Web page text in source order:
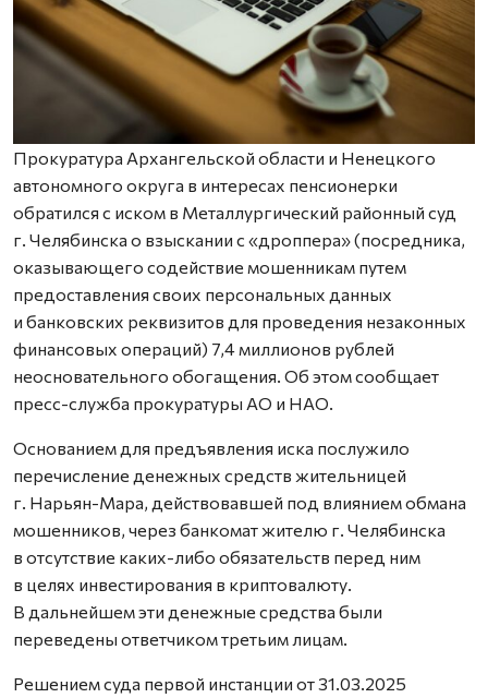
Прокуратура Архангельской области и Ненецкого
автономного округа в интересах пенсионерки
обратился с иском в Металлургический районный суд
г. Челябинска о взыскании с «дроппера» (посредника,
оказывающего содействие мошенникам путем
предоставления своих персональных данных
и банковских реквизитов для проведения незаконных
финансовых операций) 7,4 миллионов рублей
неосновательного обогащения. Об этом сообщает
пресс-служба прокуратуры АО и НАО.
Основанием для предъявления иска послужило
перечисление денежных средств жительницей
г. Нарьян-Мара, действовавшей под влиянием обмана
мошенников, через банкомат жителю г. Челябинска
в отсутствие каких-либо обязательств перед ним
в целях инвестирования в криптовалюту.
В дальнейшем эти денежные средства были
переведены ответчиком третьим лицам.
Решением суда первой инстанции от 31.03.2025